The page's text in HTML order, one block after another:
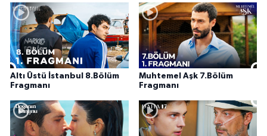
Altı Üstü İstanbul 8.Bölüm
Fragmanı
Muhtemel Aşk 7.Bölüm
Fragmanı